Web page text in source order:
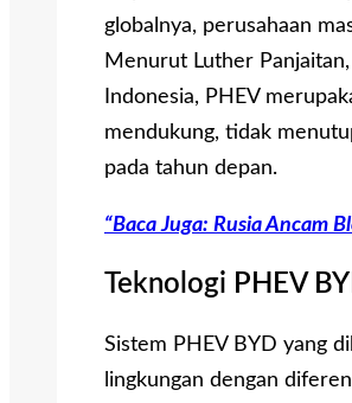
globalnya, perusahaan
Menurut Luther
Indonesia, PHEV
mendukung, tidak
pada tahun depan.
“Baca Juga: Rusia Ancam
Teknologi PHEV
Sistem PHEV BYD yang
lingkungan dengan